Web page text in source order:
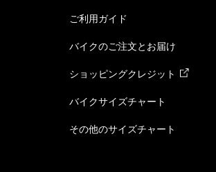
ご利用ガイド
バイクのご注文とお届け
ショッピングクレジット
バイクサイズチャート
その他のサイズチャート